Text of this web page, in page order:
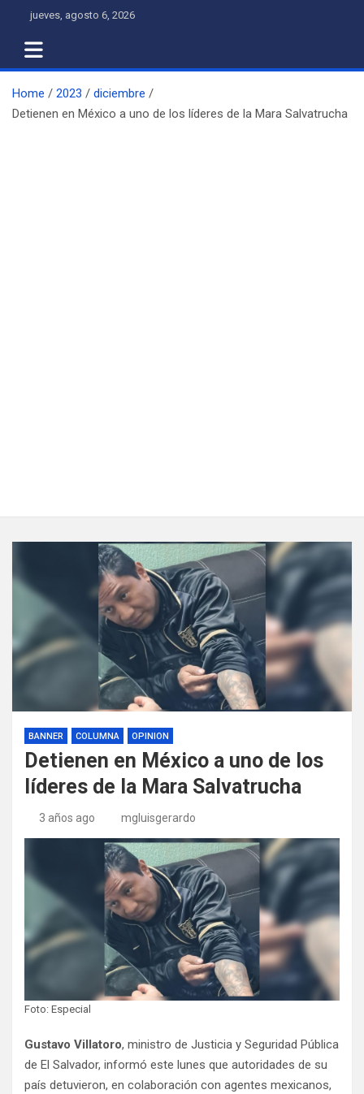
content
jueves, agosto 6, 2026
Home 2023
diciembre
Detienen en México a uno de los líderes de la Mara Salvatrucha
BANNER COLUMNA OPINION
Detienen en México a uno de los
líderes de la Mara Salvatrucha
3 años ago mgluisgerardo
Foto: Especial
Gustavo Villatoro, ministro de Justicia y Seguridad Pública
de El Salvador, informó este lunes que autoridades de su
país detuvieron, en colaboración con agentes mexicanos,